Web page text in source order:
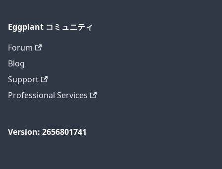
Eggplant コミュニティ
Forum
Blog
Support
Professional Services
Version: 2656801741